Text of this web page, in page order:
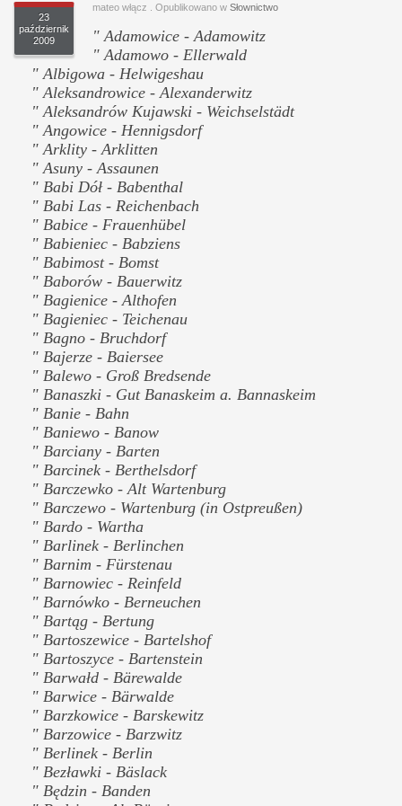
mateo włącz
23
październik
2009
. Opublikowano w Słownictwo
" Adamowice - Adamowitz
" Adamowo - Ellerwald
" Albigowa - Helwigeshau
" Aleksandrowice - Alexanderwitz
" Aleksandrów Kujawski - Weichselstädt
" Angowice - Hennigsdorf
" Arklity - Arklitten
" Asuny - Assaunen
" Babi Dół - Babenthal
" Babi Las - Reichenbach
" Babice - Frauenhübel
" Babieniec - Babziens
" Babimost - Bomst
" Baborów - Bauerwitz
" Bagienice - Althofen
" Bagieniec - Teichenau
" Bagno - Bruchdorf
" Bajerze - Baiersee
" Balewo - Groß Bredsende
" Banaszki - Gut Banaskeim a. Bannaskeim
" Banie - Bahn
" Baniewo - Banow
" Barciany - Barten
" Barcinek - Berthelsdorf
" Barczewko - Alt Wartenburg
" Barczewo - Wartenburg (in Ostpreußen)
" Bardo - Wartha
" Barlinek - Berlinchen
" Barnim - Fürstenau
" Barnowiec - Reinfeld
" Barnówko - Berneuchen
" Bartąg - Bertung
" Bartoszewice - Bartelshof
" Bartoszyce - Bartenstein
" Barwałd - Bärewalde
" Barwice - Bärwalde
" Barzkowice - Barskewitz
" Barzowice - Barzwitz
" Berlinek - Berlin
" Bezławki - Bäslack
" Będzin - Banden